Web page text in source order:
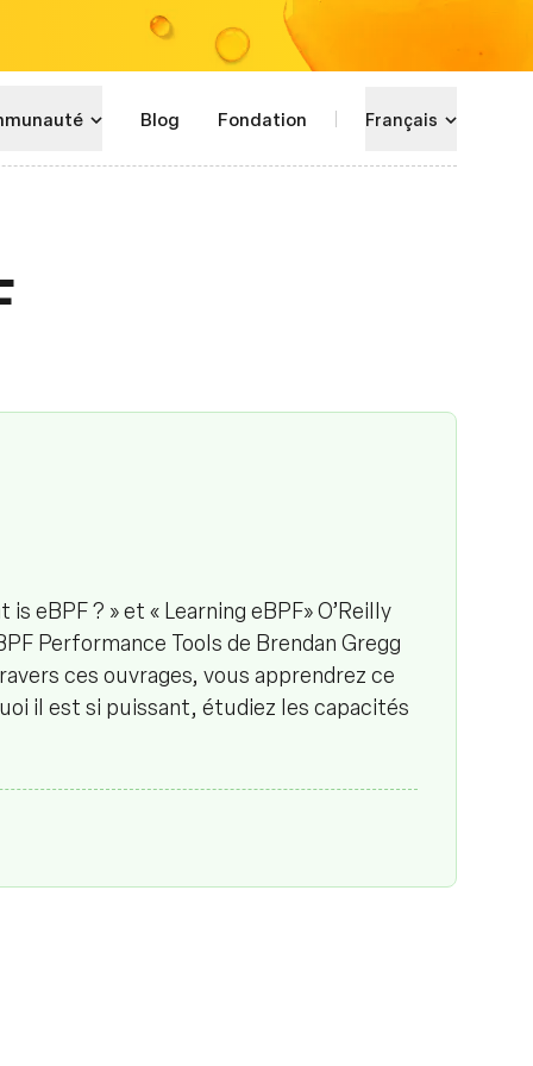
Blog Fondation Français
eBPF ? » et « Learning eBPF» O’Reilly
Performance Tools de Brendan Gregg
ces ouvrages, vous apprendrez ce
il est si puissant, étudiez les capacités